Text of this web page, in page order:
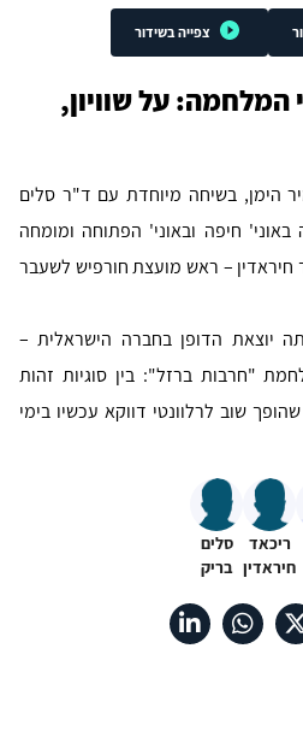
צפייה בשידור
המלחמה: על שוויון,
הימן, בשיחה מיוחדת עם ד"ר סלים
חיפה ובאוני' הפתוחה ומומחה
חיראדין – ראש מועצת חורפיש לשעבר
יוצאת הדופן בחברה הישראלית –
"חרבות ברזל": בין סוגיות זהות
שוב לרלוונטי דווקא עכשיו בימי
ריכאד
חיראדין
סלים
בריק